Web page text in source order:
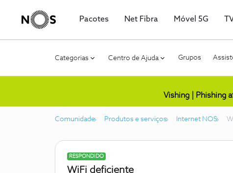
Pacotes Net Fibra Móvel 5G
Categorias Centro de Ajuda Grupos
Vishing | Phishing
Comunidade Produtos e serviços Internet NOS
RESPONDIDO
WiFi deficiente